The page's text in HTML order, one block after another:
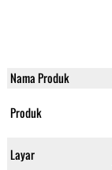
Nama Produk
Produk
Layar